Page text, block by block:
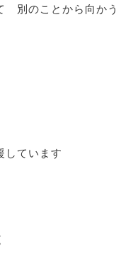
別のことから向かう
しています